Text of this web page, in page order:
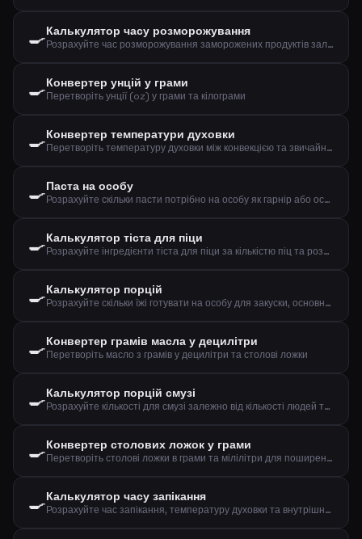
🍳Калькулятор часу розморожування
Розрахуйте час розморожування заморожених продуктів залежно від ваги, типу та методу
🍳Конвертер унцій у грами
Перетворіть унції (oz) у грами та кілограми
🍳Конвертер температури духовки
Перетворіть температуру духовки між конвекцією та звичайним режимом, плюс газова позначка
🍳Паста на особу
Розрахуйте скільки пасти потрібно на особу як гарнір або основну страву
🍳Калькулятор тіста для піци
Розрахуйте інгредієнти тіста для піци за кількістю піц та розміром
🍳Калькулятор порцій
Розрахуйте скільки їжі готувати на особу для закуски, основної страви чи десерту
🍳Конвертер грамів масла у децилітри
Перетворіть масло з грамів у децилітри та столові ложки
🍳Калькулятор порцій смузі
Розрахуйте кількості для смузі залежно від кількості людей та бажаного розміру
🍳Конвертер столових ложок у грами
Перетворіть столові ложки в грами та мілілітри для поширених інгредієнтів
🍳Калькулятор часу запікання
Розрахуйте час запікання, температуру духовки та внутрішню температуру м'яса